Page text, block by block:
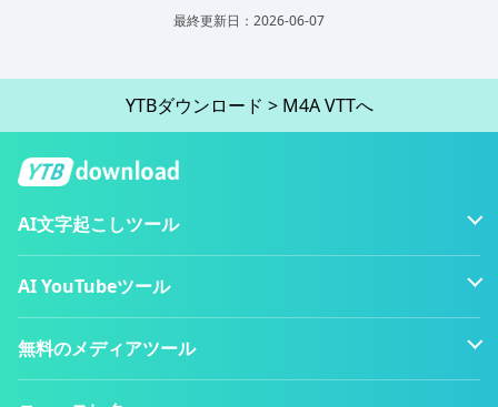
最終更新日：2026-06-07
YTBダウンロード > M4A VTTへ
AI文字起こしツール
AI YouTubeツール
無料のメディアツール